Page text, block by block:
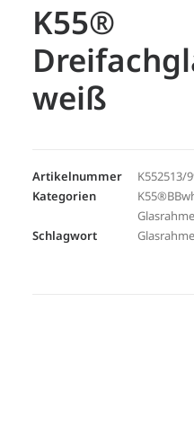
K55®
weiß
Artikelnummer
K552513/
Kategorien
Schlagwort